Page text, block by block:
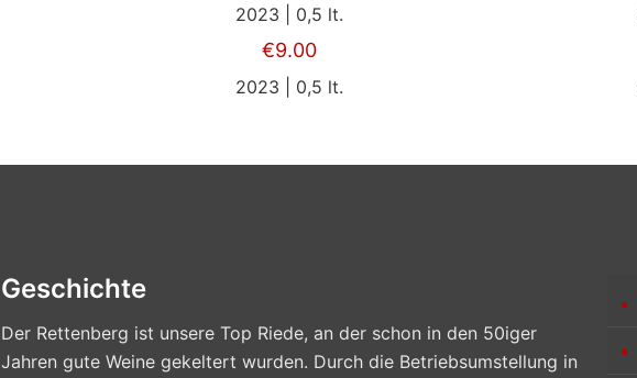
2023 | 0,5 lt.
€9.00
2023 | 0,5 lt.
Geschichte
Der Rettenberg ist unsere Top Riede, an der schon in den 50iger
Jahren gute Weine gekeltert wurden. Durch die Betriebsumstellung in